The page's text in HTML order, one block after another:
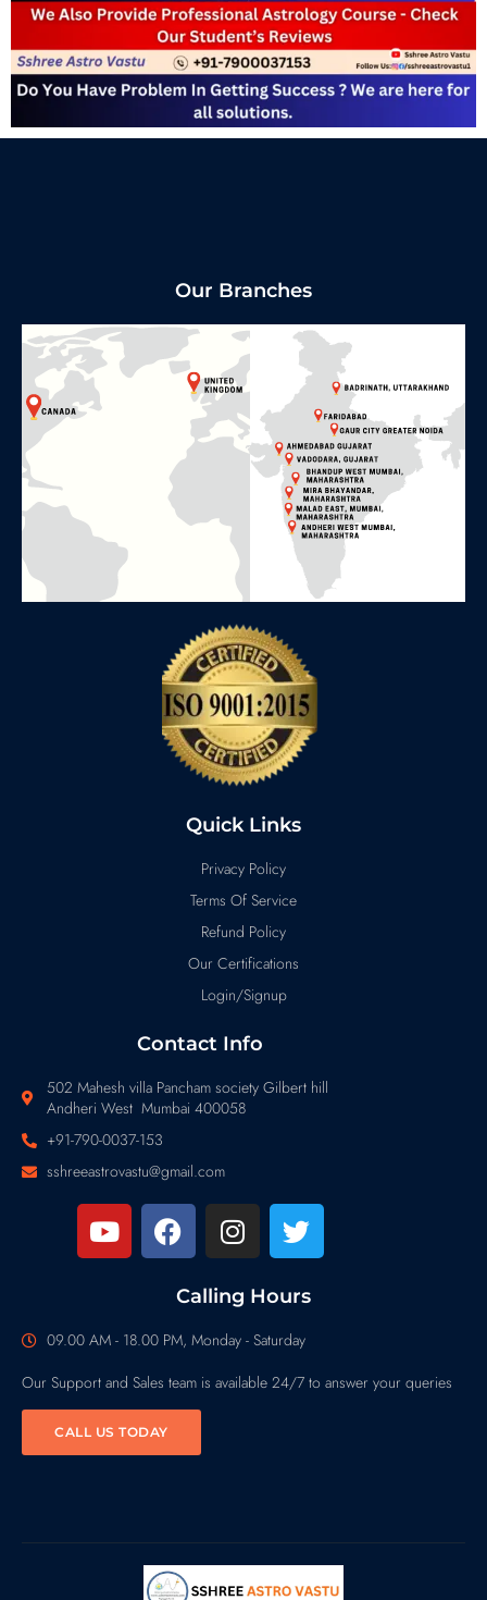
Our Branches
Quick Links
Privacy Policy
Terms Of Service
Refund Policy
Our Certifications
Login/Signup
Contact Info
502 Mahesh villa Pancham society Gilbert hill
Andheri West Mumbai 400058
+91-790-0037-153
sshreeastrovastu@gmail.com
Calling Hours
09.00 AM - 18.00 PM, Monday - Saturday
Our Support and Sales team is available 24/7 to answer your queries
CALL US TODAY